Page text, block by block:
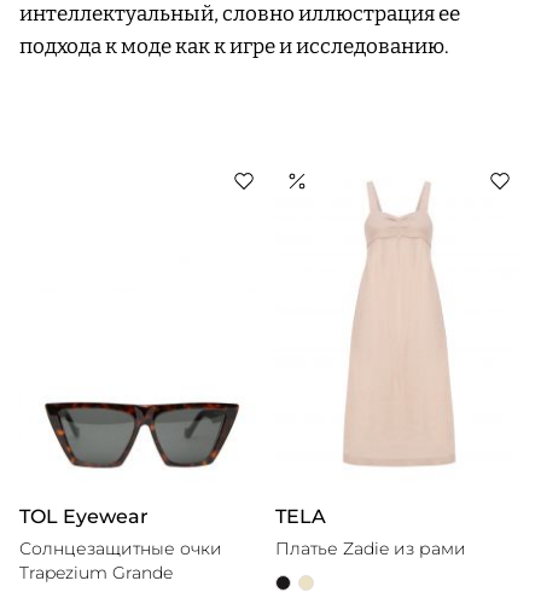
интеллектуальный, словно иллюстрация ее
подхода к моде как к игре и исследованию.
TOL Eyewear
Солнцезащитные очки
Trapezium Grande
TELA
Платье Zadie из рами